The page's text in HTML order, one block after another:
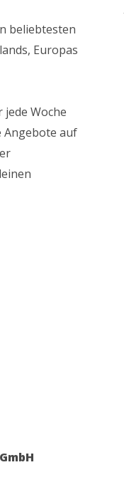
beliebtesten
Europas
jede Woche
Angebote auf